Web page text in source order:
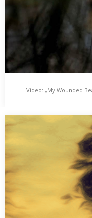
Video: „My
Huey Walker
Die im kanadischen
Videokünstlerin Nanne
analogen Photographien
Video: „My Wounded